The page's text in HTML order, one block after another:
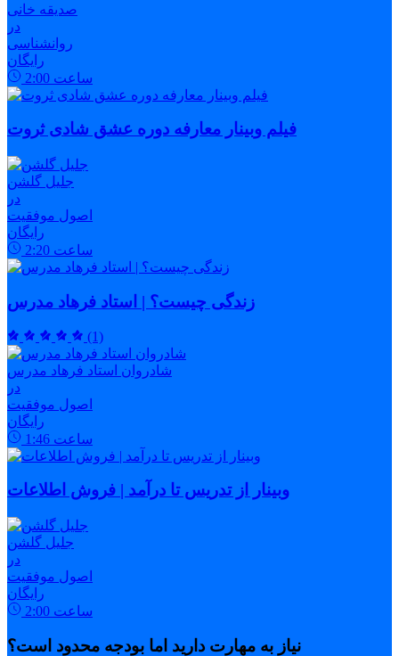
صدیقه خانی
در
روانشناسی
رایگان
2:00 ساعت
فیلم وبینار معارفه دوره عشق شادی ثروت
جلیل گلشن
در
اصول موفقیت
رایگان
2:20 ساعت
زندگی چیست؟ | استاد فرهاد مدرس
(1)
شادروان استاد فرهاد مدرس
در
اصول موفقیت
رایگان
1:46 ساعت
وبینار از تدریس تا درآمد | فروش اطلاعات
جلیل گلشن
در
اصول موفقیت
رایگان
2:00 ساعت
نیاز به مهارت دارید اما بودجه محدود است؟